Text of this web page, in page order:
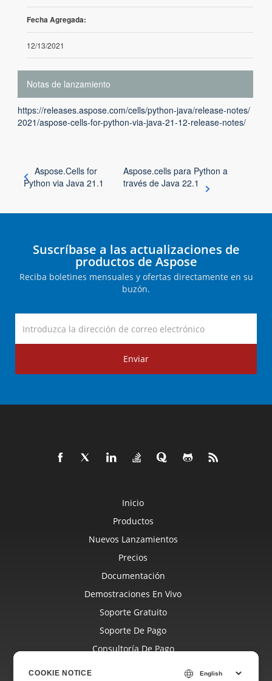
Fecha Agregada:
12/13/2021
Notas de lanzamiento
https://releases.aspose.com/cells/python-java/release-notes/
2021/aspose-cells-for-python-via-java-21-12-release-notes/
Aspose.Cells for
Python via Java 21.1
Aspose.cells para Python a
través de Java 22.1
Suscríbase a las actualizaciones de
productos de Aspose
Reciba boletines mensuales y ofertas directamente en su
buzón.
Enviar
Inicio
Productos
Nuevos Lanzamientos
Precios
Documentación
Demostraciones En Vivo
Soporte Gratuito
Soporte De Pago
Consultoría De Pago
COOKIE NOTICE